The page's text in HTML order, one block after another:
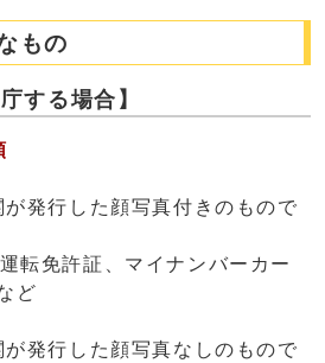
もの
する場合】
した顔写真付きのもので
証、マイナンバーカー
ど
した顔写真なしのもので